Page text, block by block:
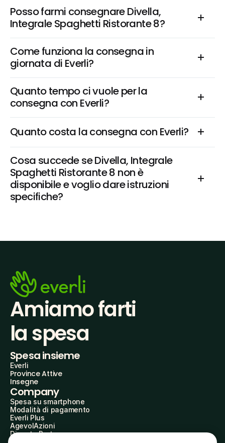
Posso farmi consegnare Divella,
Integrale Spaghetti Ristorante 8?
Come funziona la consegna in
giornata di Everli?
Quanto tempo ci vuole per la
consegna con Everli?
Quanto costa la consegna con Everli?
Cosa succede se Divella, Integrale
Spaghetti Ristorante 8 non è
disponibile e voglio dare istruzioni
specifiche?
Amiamo farti
la spesa
Spesa insieme
Everli
Province Attive
Insegne
Company
Spesa su smartphone
Modalità di pagamento
Everli Plus
AgevolAzioni
Diventa Partner